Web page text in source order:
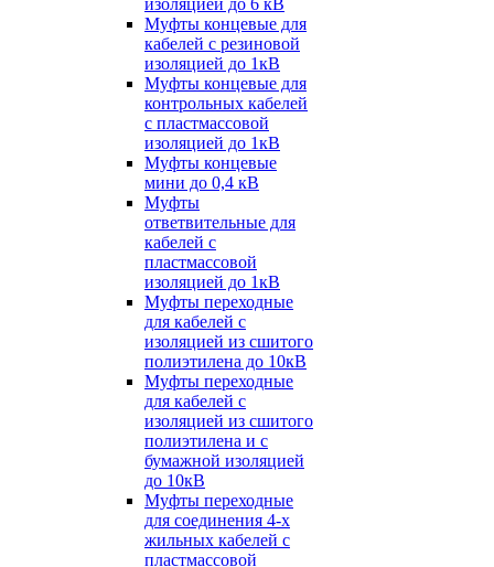
изоляцией до 6 кВ
Муфты концевые для
кабелей с резиновой
изоляцией до 1кВ
Муфты концевые для
контрольных кабелей
с пластмассовой
изоляцией до 1кВ
Муфты концевые
мини до 0,4 кВ
Муфты
ответвительные для
кабелей с
пластмассовой
изоляцией до 1кВ
Муфты переходные
для кабелей с
изоляцией из сшитого
полиэтилена до 10кВ
Муфты переходные
для кабелей с
изоляцией из сшитого
полиэтилена и с
бумажной изоляцией
до 10кВ
Муфты переходные
для соединения 4-х
жильных кабелей с
пластмассовой